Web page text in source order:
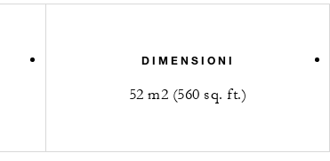
DIMENSIONI
52 m2 (560 sq. ft.)